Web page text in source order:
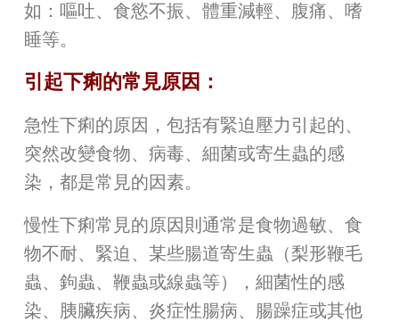
如：嘔吐、食慾不振、體重減輕、腹痛、嗜
睡等。
引起下痢的常見原因：
急性下痢的原因，包括有緊迫壓力引起的、
突然改變食物、病毒、細菌或寄生蟲的感
染，都是常見的因素。
慢性下痢常見的原因則通常是食物過敏、食
物不耐、緊迫、某些腸道寄生蟲（梨形鞭毛
蟲、鉤蟲、鞭蟲或線蟲等），細菌性的感
染、胰臟疾病、炎症性腸病、腸躁症或其他